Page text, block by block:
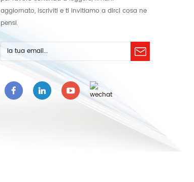
aggiornato, iscriviti e ti invitiamo a dirci cosa ne
pensi.